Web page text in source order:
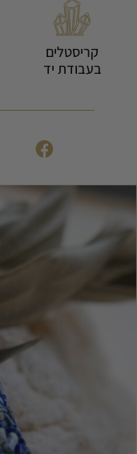
קריסטלים
בעבודת יד